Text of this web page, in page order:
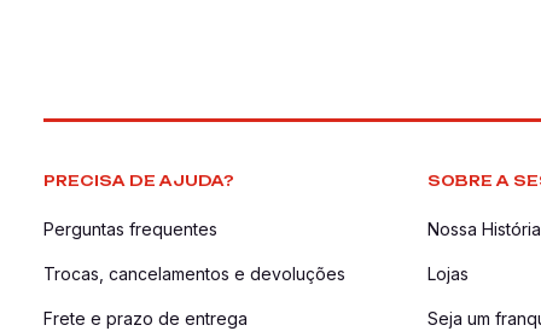
PRECISA DE AJUDA?
Perguntas frequentes
Trocas, cancelamentos e devoluções
Frete e prazo de entrega
SOBRE A
Nossa História
Lojas
Seja um